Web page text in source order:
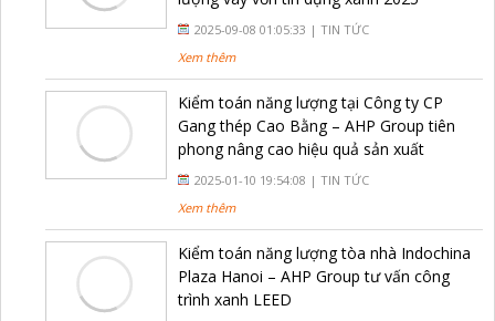
2025-09-08 01:05:33 | TIN TỨC
Xem thêm
Kiểm toán năng lượng tại Công ty CP
Gang thép Cao Bằng – AHP Group tiên
phong nâng cao hiệu quả sản xuất
2025-01-10 19:54:08 | TIN TỨC
Xem thêm
Kiểm toán năng lượng tòa nhà Indochina
Plaza Hanoi – AHP Group tư vấn công
trình xanh LEED